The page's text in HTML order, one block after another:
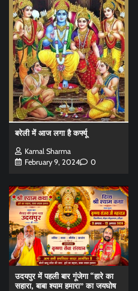
बरेली में आज लगा है कर्फ्यू
Kamal Sharma
February 9, 2024
0
उदयपुर में पहली बार गूंजेगा “हारे का
सहारा, बाबा श्याम हमारा” का जयघोष